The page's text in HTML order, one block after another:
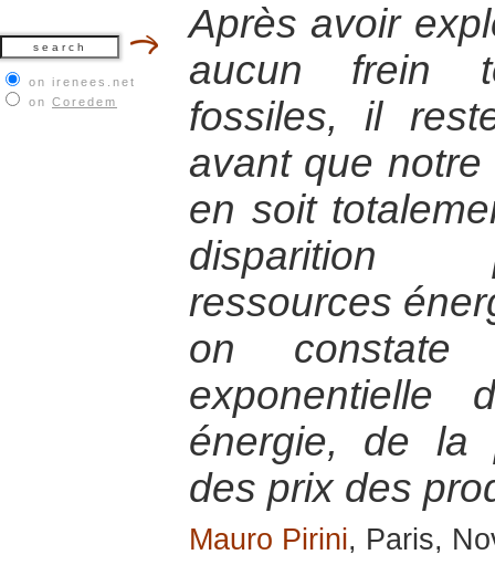
on irenees.net
on Coredem
Après avoir
aucun frein
fossiles, il
avant que
en soit
disparition
ressources
on constate
énergie, de la
des prix des
Mauro Pirini, Paris,